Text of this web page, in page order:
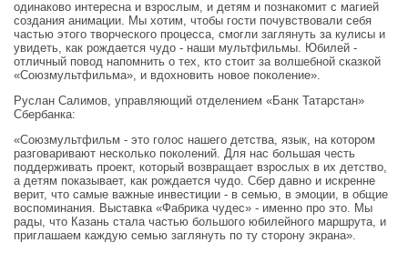
одинаково интересна и взрослым, и детям и познакомит с магией
создания анимации. Мы хотим, чтобы гости почувствовали себя
частью этого творческого процесса, смогли заглянуть за кулисы и
увидеть, как рождается чудо - наши мультфильмы. Юбилей -
отличный повод напомнить о тех, кто стоит за волшебной сказкой
«Союзмультфильма», и вдохновить новое поколение».
Руслан Салимов, управляющий отделением «Банк Татарстан»
Сбербанка:
«Союзмультфильм - это голос нашего детства, язык, на котором
разговаривают несколько поколений. Для нас большая честь
поддерживать проект, который возвращает взрослых в их детство,
а детям показывает, как рождается чудо. Сбер давно и искренне
верит, что самые важные инвестиции - в семью, в эмоции, в общие
воспоминания. Выставка «Фабрика чудес» - именно про это. Мы
рады, что Казань стала частью большого юбилейного маршрута, и
приглашаем каждую семью заглянуть по ту сторону экрана».